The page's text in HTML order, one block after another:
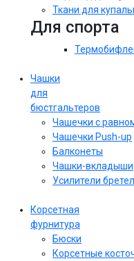
Ткани для
Для спорта
Чашки
для
бюстгальтеров
Чашечки с
Чашечки Push-up
Балконеты
Чашки-вкладыши
Усилители
Корсетная
фурнитура
Бюски
Корсетные